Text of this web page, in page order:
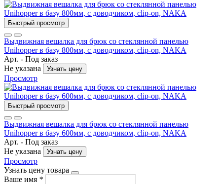
Быстрый просмотр
Выдвижная вешалка для брюк со стеклянной панелью
Unihopper в базу 800мм, c доводчиком, clip-on, NAKA
Арт. - Под заказ
Не указана
Узнать цену
Просмотр
Быстрый просмотр
Выдвижная вешалка для брюк со стеклянной панелью
Unihopper в базу 600мм, c доводчиком, clip-on, NAKA
Арт. - Под заказ
Не указана
Узнать цену
Просмотр
Узнать цену товара
Ваше имя *